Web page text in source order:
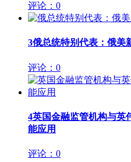
评论：0
3俄总统特别代表：俄美
评论：0
4英国金融监管机构与英
能应用
评论：0